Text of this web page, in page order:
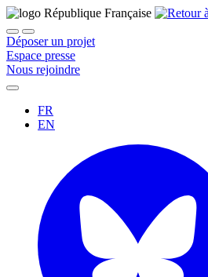
Déposer un projet
Espace presse
Nous rejoindre
FR
EN